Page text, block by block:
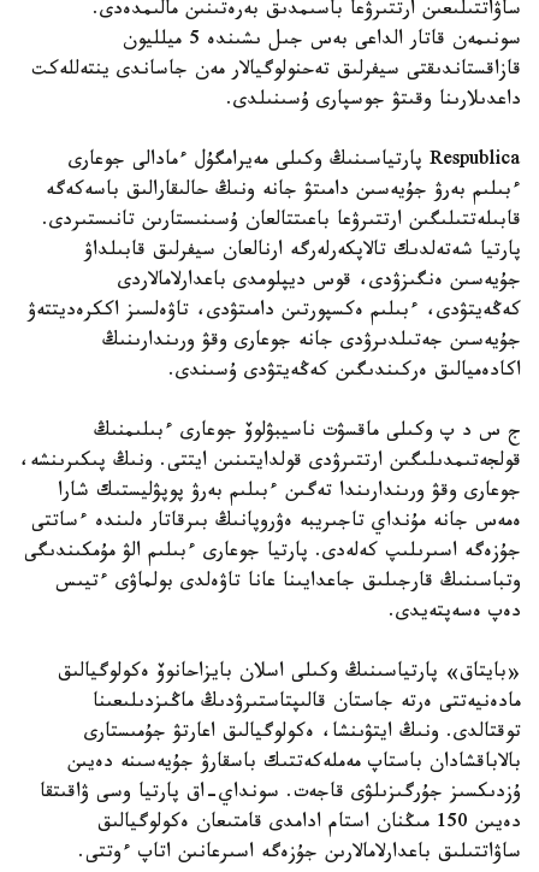
ساۋاتتىلىعىن ارتتىرۋعا باسىمدىق بەرەتىنىن مالىمدەدى.
سونىمەن قاتار الداعى بەس جىل ىشىندە 5 ميلليون
قازاقستاندىقتى سيفرلىق تەحنولوگيالار مەن جاساندى ينتەللەكت
داعدىلارىنا وقىتۋ جوسپارى ۇسىنىلدى.
Respublica پارتياسىنىڭ وكىلى مەيرامگۇل ءمادالى جوعارى
ءبىلىم بەرۋ جۇيەسىن دامىتۋ جانە ونىڭ حالىقارالىق باسەكەگە
قابىلەتتىلىگىن ارتتىرۋعا باعىتتالعان ۇسىنىستارىن تانىستىردى.
پارتيا شەتەلدىك تالاپكەرلەرگە ارنالعان سيفرلىق قابىلداۋ
جۇيەسىن ەنگىزۋدى، قوس ديپلومدى باعدارلامالاردى
كەڭەيتۋدى، ءبىلىم ەكسپورتىن دامىتۋدى، تاۋەلسىز اككرەديتتەۋ
جۇيەسىن جەتىلدىرۋدى جانە جوعارى وقۋ ورىندارىنىڭ
اكادەميالىق ەركىندىگىن كەڭەيتۋدى ۇسىندى.
ج س د پ وكىلى ماقسۋت ناسيبۋلوۆ جوعارى ءبىلىمنىڭ
قولجەتىمدىلىگىن ارتتىرۋدى قولدايتىنىن ايتتى. ونىڭ پىكىرىنشە،
جوعارى وقۋ ورىندارىندا تەگىن ءبىلىم بەرۋ پوپۋليستىك شارا
ەمەس جانە مۇنداي تاجىريبە ەۋروپانىڭ بىرقاتار ەلىندە ءساتتى
جۇزەگە اسىرىلىپ كەلەدى. پارتيا جوعارى ءبىلىم الۋ مۇمكىندىگى
وتباسىنىڭ قارجىلىق جاعدايىنا عانا تاۋەلدى بولماۋى ءتيىس
دەپ ەسەپتەيدى.
«بايتاق» پارتياسىنىڭ وكىلى اسلان بايزاحانوۆ ەكولوگيالىق
مادەنيەتتى ەرتە جاستان قالىپتاستىرۋدىڭ ماڭىزدىلىعىنا
توقتالدى. ونىڭ ايتۋىنشا، ەكولوگيالىق اعارتۋ جۇمىستارى
بالاباقشادان باستاپ مەملەكەتتىك باسقارۋ جۇيەسىنە دەيىن
ۇزدىكسىز جۇرگىزىلۋى قاجەت. سونداي-اق پارتيا وسى ۋاقىتقا
دەيىن 150 مىڭنان استام ادامدى قامتىعان ەكولوگيالىق
ساۋاتتىلىق باعدارلامالارىن جۇزەگە اسىرعانىن اتاپ ءوتتى.